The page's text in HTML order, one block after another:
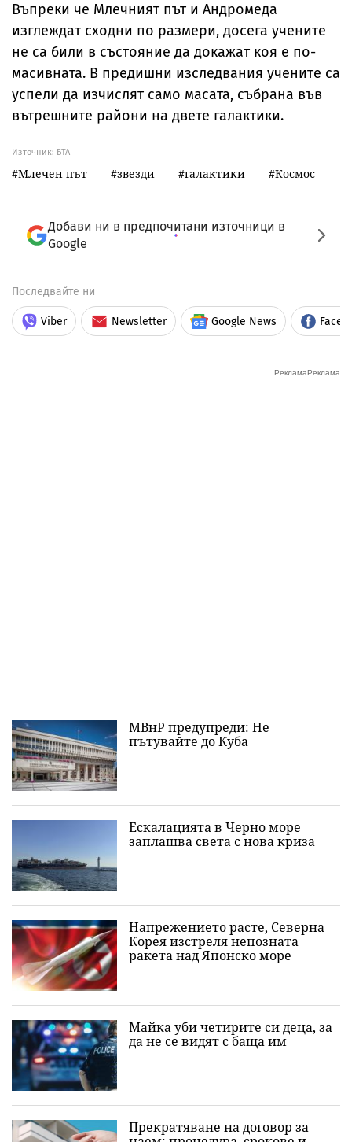
Въпреки че Млечният път и Андромеда
изглеждат сходни по размери, досега учените
не са били в състояние да докажат коя е по-
масивната. В предишни изследвания учените са
успели да изчислят само масата, събрана във
вътрешните райони на двете галактики.
Източник: БТА
Млечен път звезди галактики Космос
Добави ни в предпочитани източници в
Google
Последвайте ни
Viber Newsletter Google News
МВнР предупреди: Не
пътувайте до Куба
Ескалацията в Черно море
заплашва света с нова криза
Напрежението расте, Северна
Корея изстреля непозната
ракета над Японско море
Майка уби четирите си деца, за
да не се видят с баща им
Прекратяване на договор за